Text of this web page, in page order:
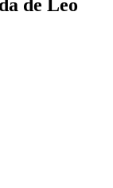
de Leo